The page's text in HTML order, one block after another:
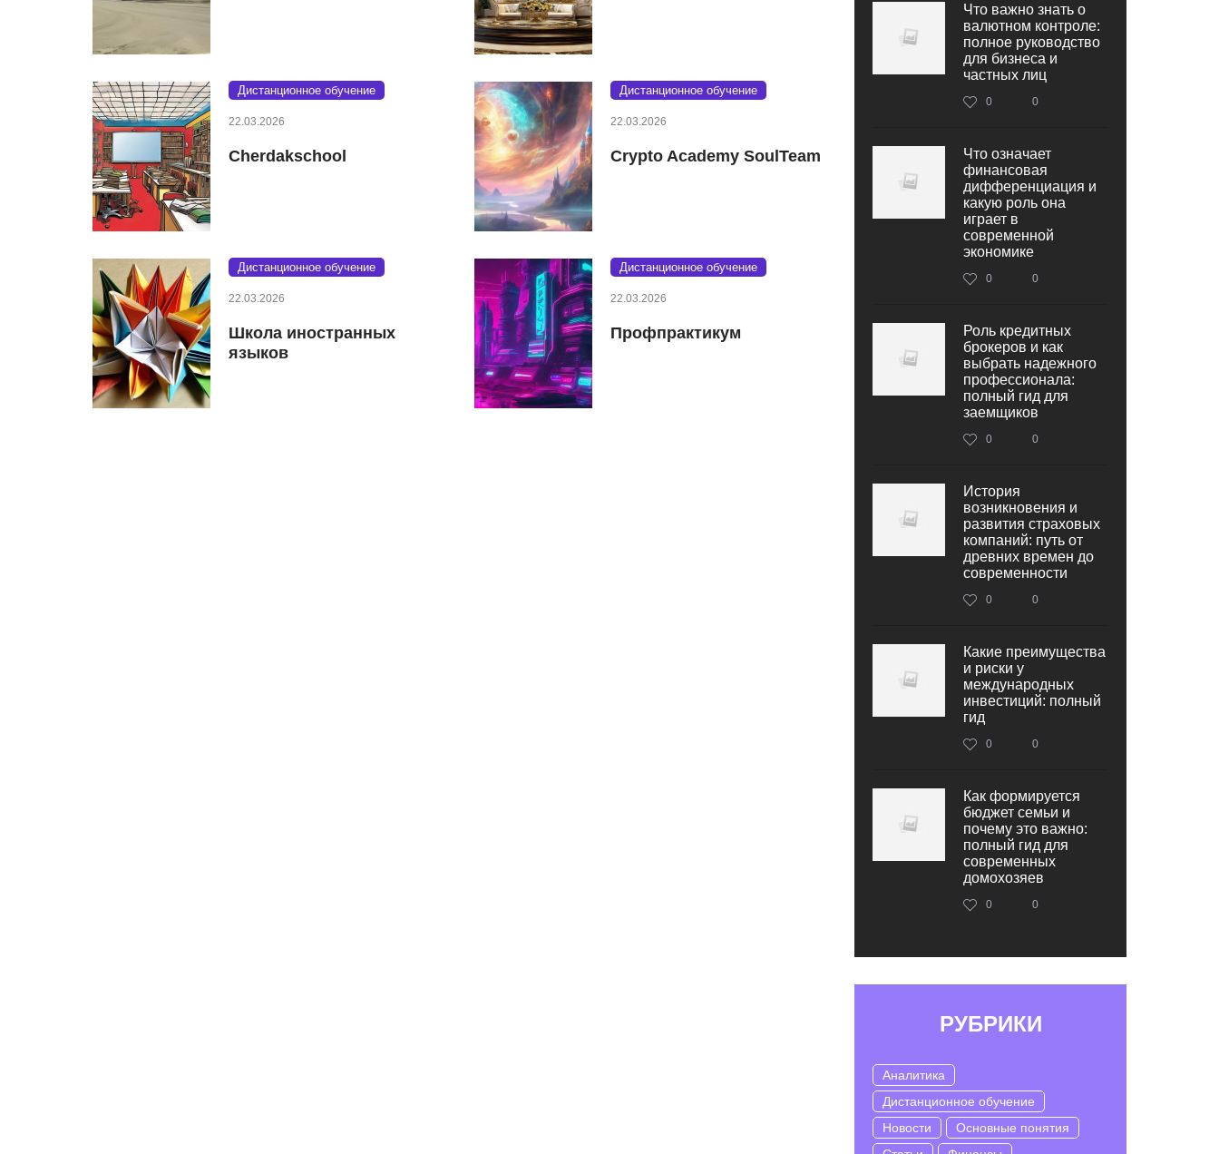
Дистанционное обучение
22.03.2026
Cherdakschool
Дистанционное обучение
22.03.2026
Crypto Academy SoulTeam
Дистанционное обучение
22.03.2026
Школа иностранных
языков
Дистанционное обучение
22.03.2026
Профпрактикум
Что важно знать о
валютном контроле:
полное руководство
для бизнеса и
частных лиц
0 0
Что означает
финансовая
дифференциация и
какую роль она
играет в
современной
экономике
0 0
Роль кредитных
брокеров и как
выбрать надежного
профессионала:
полный гид для
заемщиков
0 0
История
возникновения и
развития страховых
компаний: путь от
древних времен до
современности
0 0
Какие преимущества
и риски у
международных
инвестиций: полный
гид
0 0
Как формируется
бюджет семьи и
почему это важно:
полный гид для
современных
домохозяев
0 0
РУБРИКИ
Аналитика
Дистанционное обучение
Новости
Основные понятия